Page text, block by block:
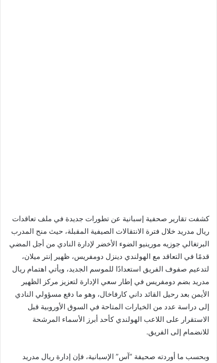
كشفت تقارير صحفية إسبانية عن تطورات جديدة في ملف تعاقدات
ريال مدريد خلال فترة الانتقالات الصيفية المقبلة، حيث منح المدرب
البرتغالي جوزيه مورينيو الضوء الأخضر لإدارة النادي من أجل المضي
قدمًا في التعاقد مع الهولندي دينزل دومفريس، ظهير إنتر ميلان،
لتدعيم صفوف الفريق استعدادًا للموسم الجديد، ويأتي اهتمام ريال
مدريد بضم دومفريس في إطار سعي الإدارة لتعزيز مركز الظهير
الأيمن بعد رحيل القائد داني كارفاخال، وهو ما دفع مسؤولي النادي
إلى دراسة عدد من الخيارات المتاحة في السوق الأوروبية قبل
الاستقرار على اللاعب الهولندي كأحد أبرز الأسماء المرشحة
للانضمام إلى الفريق.
وبحسب ما أوردته صحيفة “آس” الإسبانية، فإن إدارة ريال مدريد